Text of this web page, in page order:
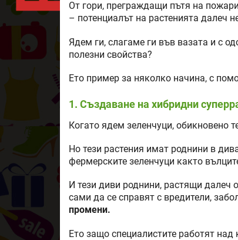
От гори, преграждащи пътя на
– потенциалът на растенията далеч
Ядем ги, слагаме ги във вазата и с
полезни свойства?
Ето пример за няколко начина, с
1. Създаване на хибридни
Когато ядем зеленчуци, обикновено
Но тези растения имат роднини в
фермерските зеленчуци както
И тези диви роднини, растящи далеч
сами да се справят с вредители,
промени.
Ето защо специалистите работят над